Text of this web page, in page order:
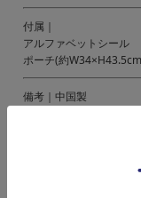
付属｜
アルファベットシール
ポーチ(約
備考｜中国製
● 商品の画像は、でき
お客様のモニターの発
ります。あらかじめご